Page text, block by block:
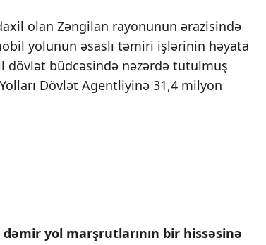
olan Zəngilan rayonunun ərazisində
yolunun əsaslı təmiri işlərinin həyata
dövlət büdcəsində nəzərdə tutulmuş
Dövlət Agentliyinə 31,4 milyon
yol marşrutlarının bir hissəsinə